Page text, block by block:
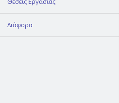
Διάφορα